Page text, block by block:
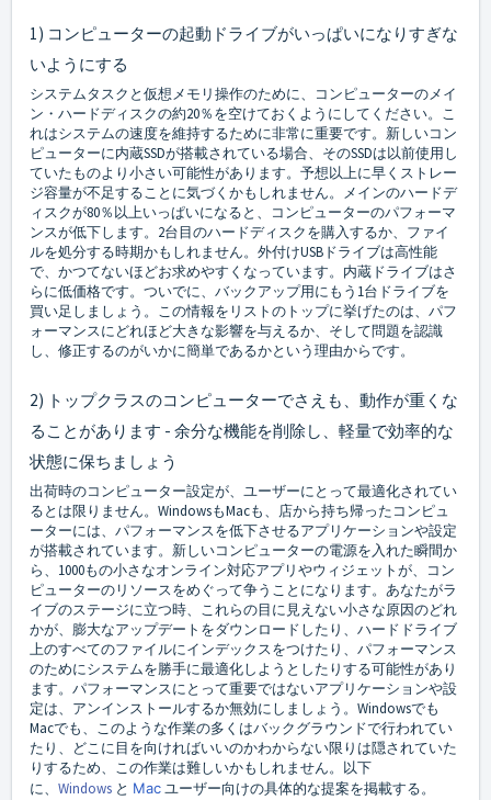
1) コンピューターの起動ドライブがいっぱいになりすぎな
いようにする
システムタスクと仮想メモリ操作のために、コンピューターのメイ
ン・ハードディスクの約20％を空けておくようにしてください。こ
れはシステムの速度を維持するために非常に重要です。新しいコン
ピューターに内蔵SSDが搭載されている場合、そのSSDは以前使用し
ていたものより小さい可能性があります。予想以上に早くストレー
ジ容量が不足することに気づくかもしれません。メインのハードデ
ィスクが80％以上いっぱいになると、コンピューターのパフォーマ
ンスが低下します。2台目のハードディスクを購入するか、ファイ
ルを処分する時期かもしれません。外付けUSBドライブは高性能
で、かつてないほどお求めやすくなっています。内蔵ドライブはさ
らに低価格です。ついでに、バックアップ用にもう1台ドライブを
買い足しましょう。この情報をリストのトップに挙げたのは、パフ
ォーマンスにどれほど大きな影響を与えるか、そして問題を認識
し、修正するのがいかに簡単であるかという理由からです。
2) トップクラスのコンピューターでさえも、動作が重くな
ることがあります - 余分な機能を削除し、軽量で効率的な
状態に保ちましょう
出荷時のコンピューター設定が、ユーザーにとって最適化されてい
るとは限りません。WindowsもMacも、店から持ち帰ったコンピュ
ーターには、パフォーマンスを低下させるアプリケーションや設定
が搭載されています。新しいコンピューターの電源を入れた瞬間か
ら、1000もの小さなオンライン対応アプリやウィジェットが、コン
ピューターのリソースをめぐって争うことになります。あなたがラ
イブのステージに立つ時、これらの目に見えない小さな原因のどれ
かが、膨大なアップデートをダウンロードしたり、ハードドライブ
上のすべてのファイルにインデックスをつけたり、パフォーマンス
のためにシステムを勝手に最適化しようとしたりする可能性があり
ます。パフォーマンスにとって重要ではないアプリケーションや設
定は、アンインストールするか無効にしましょう。Windowsでも
Macでも、このような作業の多くはバックグラウンドで行われてい
たり、どこに目を向ければいいのかわからない限りは隠されていた
りするため、この作業は難しいかもしれません。以下
に、 Windows と Macユーザー向けの具体的な提案を掲載する。